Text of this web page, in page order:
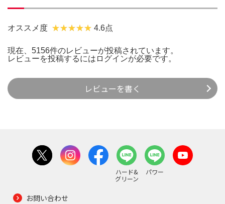
オススメ度 4.6点
現在、5156件のレビューが投稿されています。
レビューを投稿するには ログインが必要です。
レビューを書く
ハード&
グリーン
パワー
お問い合わせ